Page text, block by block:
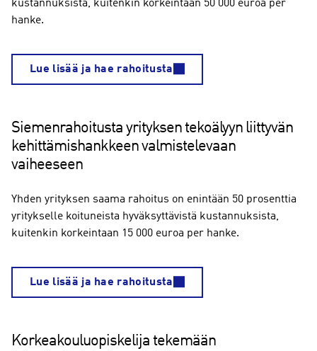
kustannuksista, kuitenkin korkeintaan 50 000 euroa per
hanke.
Lue lisää ja hae rahoitusta
Siemenrahoitusta yrityksen tekoälyyn liittyvän
kehittämishankkeen valmistelevaan
vaiheeseen
Yhden yrityksen saama rahoitus on enintään 50 prosenttia
yritykselle koituneista hyväksyttävistä kustannuksista,
kuitenkin korkeintaan 15 000 euroa per hanke.
Lue lisää ja hae rahoitusta
Korkeakouluopiskelija tekemään